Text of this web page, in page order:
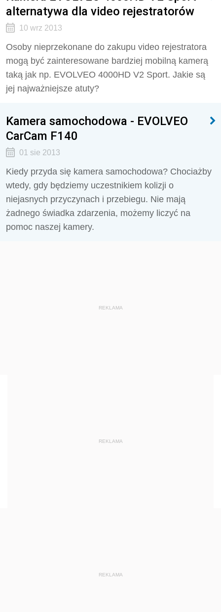
alternatywa dla video rejestratorów
10 wrz 2013
Osoby nieprzekonane do zakupu video rejestratora
mogą być zainteresowane bardziej mobilną kamerą
taką jak np. EVOLVEO 4000HD V2 Sport. Jakie są
jej najważniejsze atuty?
Kamera samochodowa - EVOLVEO
CarCam F140
01 sie 2013
Kiedy przyda się kamera samochodowa? Chociażby
wtedy, gdy będziemy uczestnikiem kolizji o
niejasnych przyczynach i przebiegu. Nie mają
żadnego świadka zdarzenia, możemy liczyć na
pomoc naszej kamery.
REKLAMA
REKLAMA
REKLAMA